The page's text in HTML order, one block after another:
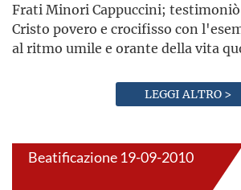
Frati Minori Cappuccini;
Cristo povero e crocifisso con
al ritmo umile e orante della vita
LEGGI ALTRO >
Beatificazione 19-09-2010